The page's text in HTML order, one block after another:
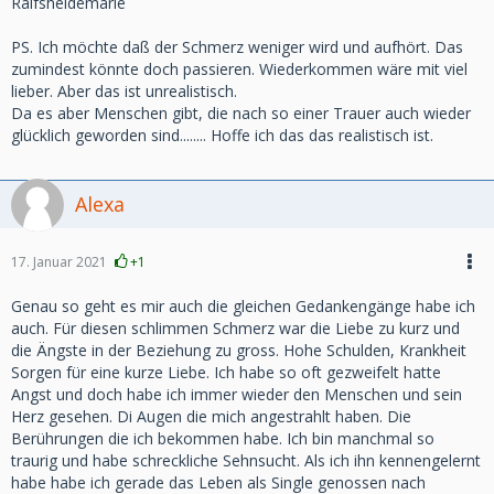
PS. Ich möchte daß der Schmerz weniger wird und aufhört. Das
zumindest könnte doch passieren. Wiederkommen wäre mit viel
lieber. Aber das ist unrealistisch.
Da es aber Menschen gibt, die nach so einer Trauer auch wieder
glücklich geworden sind........ Hoffe ich das das realistisch ist.
Alexa
17. Januar 2021 +1
Genau so geht es mir auch die gleichen Gedankengänge habe ich
auch. Für diesen schlimmen Schmerz war die Liebe zu kurz und
die Ängste in der Beziehung zu gross. Hohe Schulden, Krankheit
Sorgen für eine kurze Liebe. Ich habe so oft gezweifelt hatte
Angst und doch habe ich immer wieder den Menschen und sein
Herz gesehen. Di Augen die mich angestrahlt haben. Die
Berührungen die ich bekommen habe. Ich bin manchmal so
traurig und habe schreckliche Sehnsucht. Als ich ihn kennengelernt
habe habe ich gerade das Leben als Single genossen nach